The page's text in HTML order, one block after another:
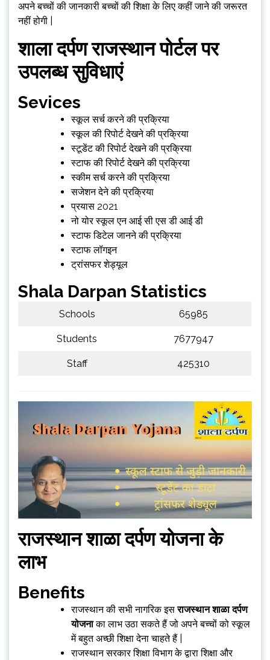
अपने बच्चों की जानकारी बच्चों की शिक्षा के लिए कहीं जाने की जरूरत
नहीं होगी |
शाला दर्पण राजस्थान पोर्टल पर
उपलब्ध सुविधाएं
Sevices
स्कूल सर्च करने की प्रक्रिया
स्कूल की रिपोर्ट देखने की प्रक्रिया
स्टूडेंट की रिपोर्ट देखने की प्रक्रिया
स्टाफ की रिपोर्ट देखने की प्रक्रिया
स्कीम सर्च करने की प्रक्रिया
सजेशन देने की प्रक्रिया
प्रयास 2021
नो योर स्कूल एन आई सी एस डी आई डी
स्टाफ डिटेल जानने की प्रक्रिया
स्टाफ लॉगइन
ट्रांसफर शेड्यूल
Shala Darpan Statistics
Schools 65985
Students 7677947
Staff 425310
राजस्थान शाळा दर्पण योजना के
लाभ
Benefits
राजस्थान की सभी नागरिक इसराजस्थान शाळा दर्पण
योजनाका लाभ उठा सकते हैं जो अपने बच्चों को स्कूल
में बहुत अच्छी शिक्षा देना चाहते हैं |
राजस्थान सरकार शिक्षा विभाग के द्वारा शिक्षा और